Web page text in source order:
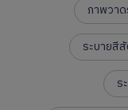
ภาพวา
ระบายสี
ร